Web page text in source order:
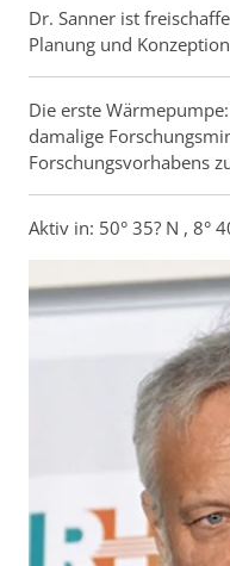
Dr. Sanner ist
Planung und
Die erste
damalige
Forschungsvorhabens
Aktiv in: 50° 35? N , 8°